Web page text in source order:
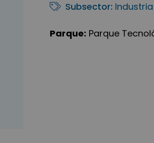
Subsector:
Parque: Parque